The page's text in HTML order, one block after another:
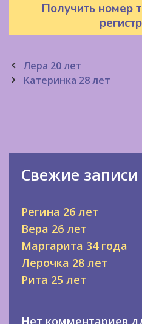
Получить номер
Post
navigation
Лера 20 лет
Катеринка 28 лет
Свежие записи
Регина 26 лет
Вера 26 лет
Маргарита 34 года
Лерочка 28 лет
Рита 25 лет
Нет комментариев